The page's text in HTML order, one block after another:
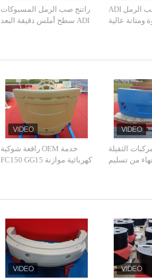
راتنج صب الرمل المسبوكات
ADI سطح أملس دقيقة البعد
أسطوانة صب الرمل ADI
خدمة OEM رافعة شوكية
كهربائية موازنة FC150 GG15
الثقيلة
من تسليم